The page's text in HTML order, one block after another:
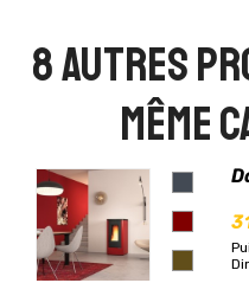
8 autres
même
3